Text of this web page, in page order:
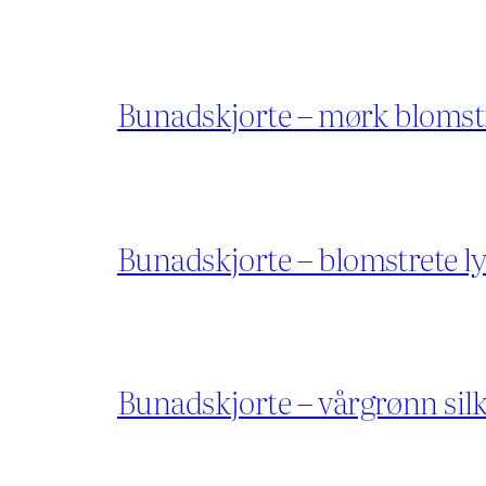
Bunadskjorte – mørk
Bunadskjorte – blomstrete
Bunadskjorte – vårgrønn